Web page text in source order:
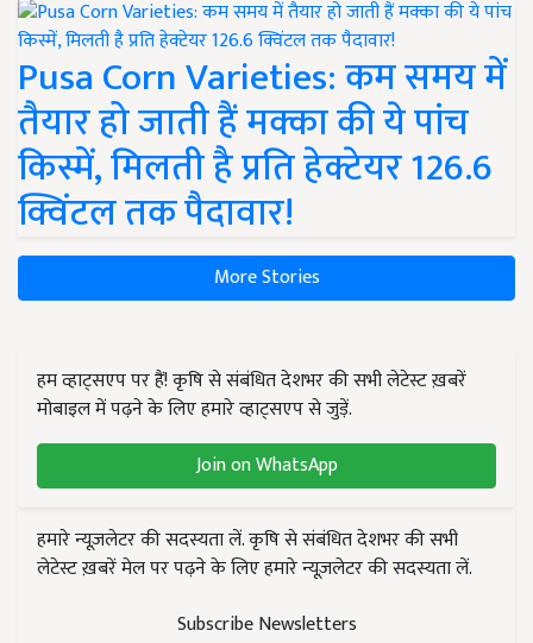
Pusa Corn Varieties: कम समय में
तैयार हो जाती हैं मक्का की ये पांच
किस्में, मिलती है प्रति हेक्टेयर 126.6
क्विंटल तक पैदावार!
More Stories
हम व्हाट्सएप पर हैं! कृषि से संबंधित देशभर की सभी लेटेस्ट ख़बरें
मोबाइल में पढ़ने के लिए हमारे व्हाट्सएप से जुड़ें.
Join on WhatsApp
हमारे न्यूज़लेटर की सदस्यता लें. कृषि से संबंधित देशभर की सभी
लेटेस्ट ख़बरें मेल पर पढ़ने के लिए हमारे न्यूज़लेटर की सदस्यता लें.
Subscribe Newsletters